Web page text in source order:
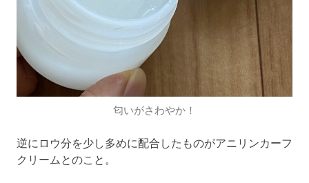
匂いがさわやか！
逆にロウ分を少し多めに配合したものがアニリンカーフ
クリームとのこと。